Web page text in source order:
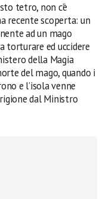
tetro, non c’è
recente scoperta: un
ad un mago
torturare ed uccidere
della Magia
del mago, quando i
e l’isola venne
dal Ministro